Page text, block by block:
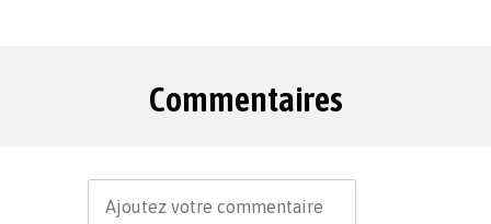
Commentaires